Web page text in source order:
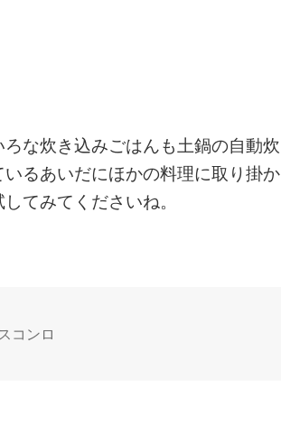
な炊き込みごはんも土鍋の自動炊
るあいだにほかの料理に取り掛か
てみてくださいね。
コンロ